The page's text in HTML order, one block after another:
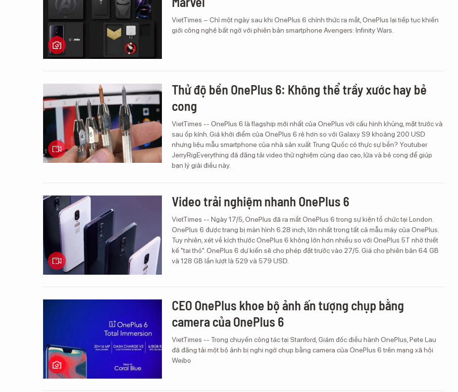
VietTimes – Chỉ một ngày sau khi OnePlus 6 chính thức ra mắt, OnePlus lại tiếp tục khiến
giới công nghệ bất ngờ với phiên bản smartphone Avengers: Infinity Wars.
Thử độ bền OnePlus 6: Không thể trầy xước hay bẻ
cong
VietTimes -- OnePlus 6 là flagship mới nhất của OnePlus với cấu hình khủng, mặt trước và
sau ốp kính. Giá khởi điểm của OnePlus 6 rẻ hơn so với Galaxy S9 khoảng 200 USD
nhưng liệu mẫu smartphone của nhà sản xuất Trung Quốc có thực sự bền? Youtuber
JerryRigEverything đã đăng tải video thử nghiệm cùng dao cạo, lửa và bẻ cong để giúp
bạn lý giải điều này.
Video trải nghiệm nhanh OnePlus 6
VietTimes -- Ngày 17/5, OnePlus đã ra mắt OnePlus 6 trong sự kiện tổ chức tại London.
OnePlus 6 được trang bị màn hình 6.28 inch, lớn nhất trong tất cả mẫu máy của OnePlus.
Tuy nhiên, xét về kích thước OnePlus 6 không lớn hơn nhiều so với OnePlus 5T nhờ thiết
kế "tai thỏ". OnePlus 6 dự kiến sẽ cho phép đặt trước vào 27/5. Giá cho phiên bản 64 GB
và 128 GB lần lượt là 529 và 579 USD.
CEO OnePlus khoe bộ ảnh ấn tượng chụp bằng
camera của OnePlus 6
VietTimes -- Trong chuyến công tác tại Stanford, Giám đốc điều hành OnePlus, Pete Lau
đã đăng tải một bộ ảnh bị nghi ngờ chụp bằng camera của OnePlus 6 trên mạng xã hội
Weibo